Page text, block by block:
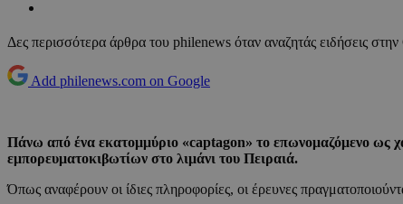
Δες περισσότερα άρθρα του philenews όταν αναζητάς ειδήσεις
Add philenews.com on Google
Πάνω από ένα εκατομμύριο «captagon» το επωνομαζόμενο ως
εμπορευματοκιβωτίων στο λιμάνι του Πειραιά.
Όπως αναφέρουν οι ίδιες πληροφορίες, οι έρευνες